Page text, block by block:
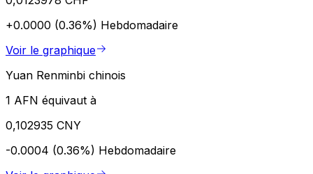
+0.0000 (0.36%) Hebdomadaire
Voir le graphique
Yuan Renminbi chinois
1 AFN équivaut à
0,102935 CNY
-0.0004 (0.36%) Hebdomadaire